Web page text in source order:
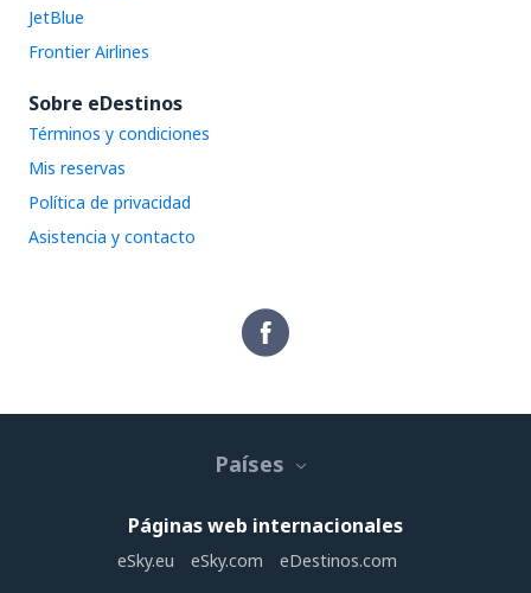
JetBlue
Frontier Airlines
Sobre eDestinos
Términos y condiciones
Mis reservas
Política de privacidad
Asistencia y contacto
Países
Páginas web internacionales
eSky.eu eSky.com eDestinos.com